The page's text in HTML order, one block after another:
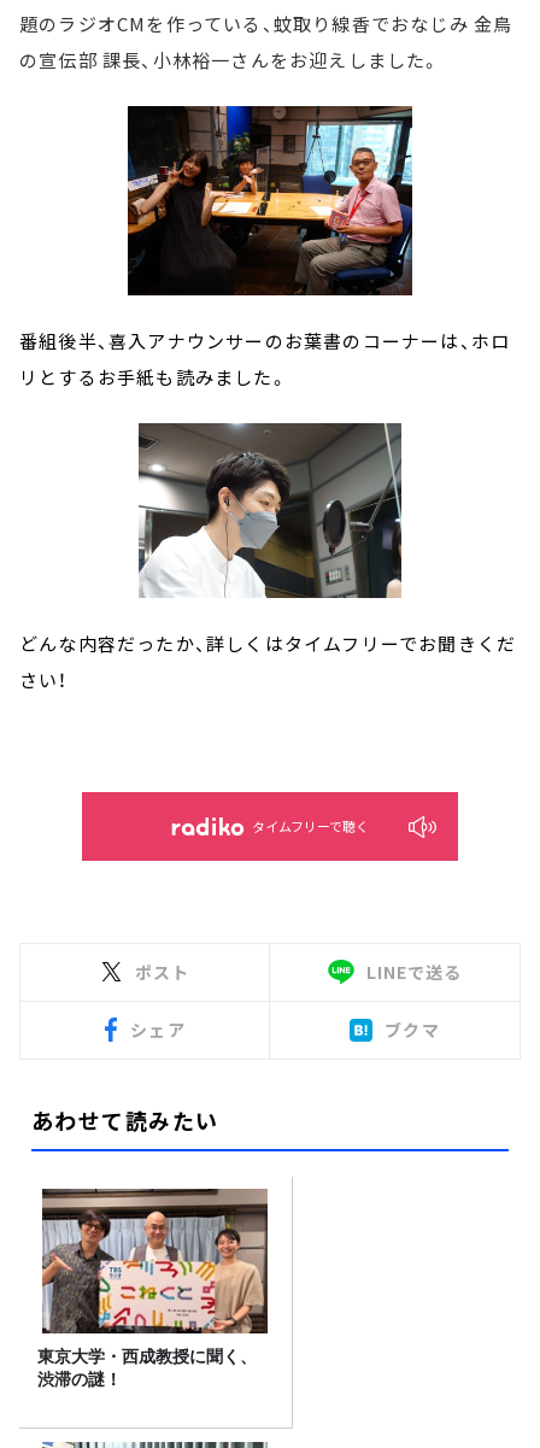
題のラジオCMを作っている、蚊取り線香でおなじみ 金鳥
の宣伝部 課長、小林裕一さんをお迎えしました。
番組後半、喜入アナウンサーのお葉書のコーナーは、ホロ
リとするお手紙も読みました。
どんな内容だったか、詳しくはタイムフリーでお聞きくだ
さい！
タイムフリーで聴く
ポスト LINEで送る
シェア ブクマ
あわせて読みたい
東京大学・西成教授に聞く、
渋滞の謎！